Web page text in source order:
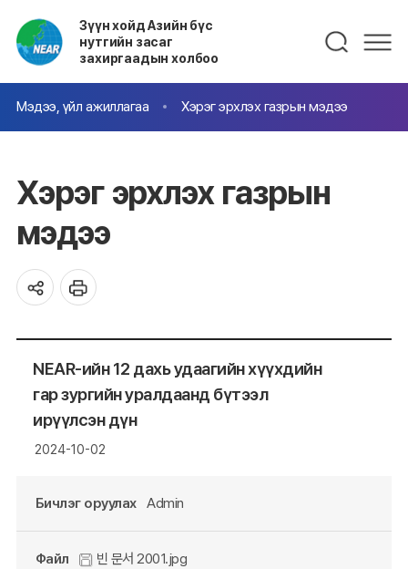
Зүүн хойд Азийн бүс
нутгийн засаг
захиргаадын холбоо
Мэдээ, үйл ажиллагаа Хэрэг эрхлэх газрын мэдээ
Хэрэг эрхлэх газрын
мэдээ
NEAR-ийн 12 дахь удаагийн хүүхдийн
гар зургийн уралдаанд бүтээл
ирүүлсэн дүн
2024-10-02
Бичлэг оруулах Admin
Файл 빈 문서 2001.jpg